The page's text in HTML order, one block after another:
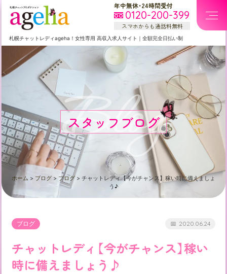
年中無休・24時間受付
0120-200-399
スマホからも通話料無料
札幌チャットレディageha！女性専用 高収入求人サイト ｜ 全額完全日払い制
スタッフブログ
Blog
ホーム > ブログ > ブログ > チャットレディ【今がチャンス】稼い時に備えましょ
う♪
ブログ 2020.06.24
チャットレディ【今がチャンス】稼い
時に備えましょう♪